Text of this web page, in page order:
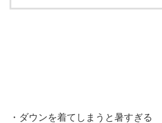
・ダウンを着てしまうと暑すぎる